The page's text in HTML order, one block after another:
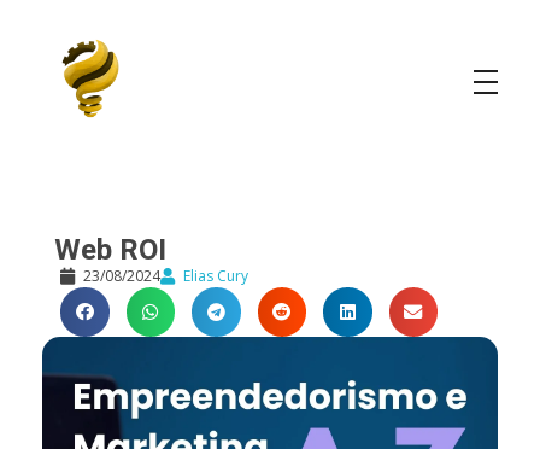
Web ROI
23/08/2024 Elias Cury